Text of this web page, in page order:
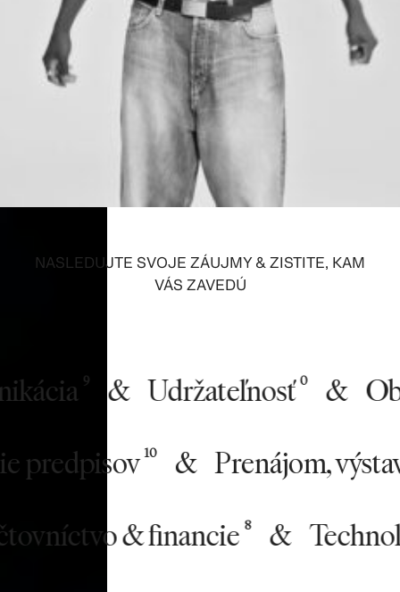
NASLEDUJTE SVOJE ZÁUJMY & ZISTITE, KAM
VÁS ZAVEDÚ
& Udržateľnosť &
predpisov
& Prenájom,
& financie
&